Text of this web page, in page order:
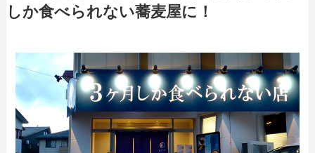
しか食べられない蕎麦屋に！